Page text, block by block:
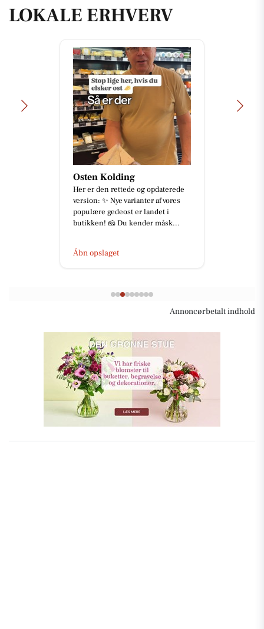
LOKALE ERHVERV
Osten Kolding
Her er den rettede og opdaterede
version: ✨ Nye varianter af vores
populære gedeost er landet i
butikken! 🧀 Du kender måsk...
Åbn opslaget
Annoncørbetalt indhold